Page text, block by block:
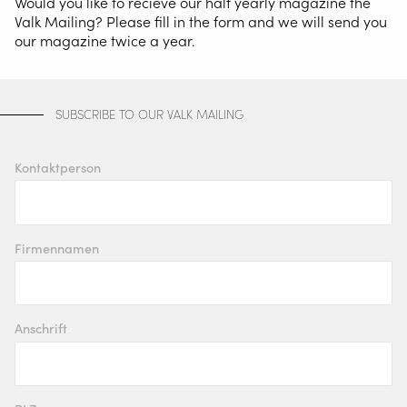
Zum Lonnenhohl 23
Staalindustrieweg 15
SUBSCRIBE TO OUR VALK MAILING
Kontaktperson
Firmennamen
Anschrift
Valk Mailing? Please fill in the form and we will send you
our magazine twice a year.